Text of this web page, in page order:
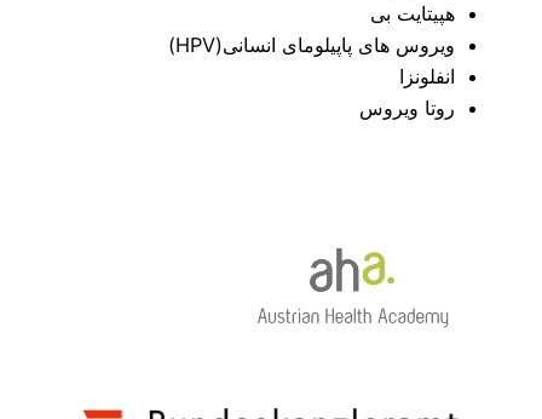
هپیتایت بی
ویروس های پاپیلومای انسانی(HPV)
انفلونزا
روتا ویروس